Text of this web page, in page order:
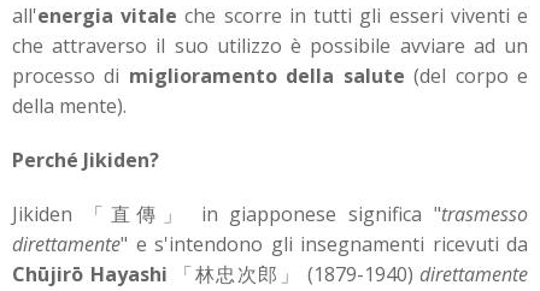
all'energia vitale che scorre in tutti gli esseri viventi e
che attraverso il suo utilizzo è possibile avviare ad un
processo di miglioramento della salute (del corpo e
della mente).
Perché Jikiden?
Jikiden 「直傳」 in giapponese significa "trasmesso
direttamente" e s'intendono gli insegnamenti ricevuti da
Chūjirō Hayashi 「林忠次郎」 (1879-1940) direttamente